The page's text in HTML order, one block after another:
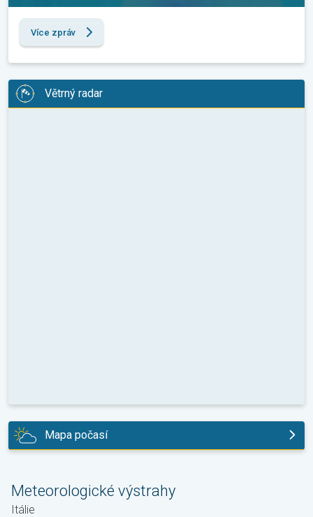
Více zpráv
Větrný radar
Mapa počasí
Meteorologické výstrahy
Itálie